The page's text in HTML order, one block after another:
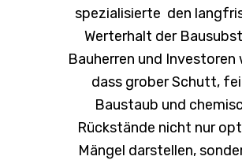
spezialisierte den
Werterhalt der
Bauherren und Investoren
dass grober Schutt,
Baustaub und
Rückstände nicht nur
Mängel darstellen,